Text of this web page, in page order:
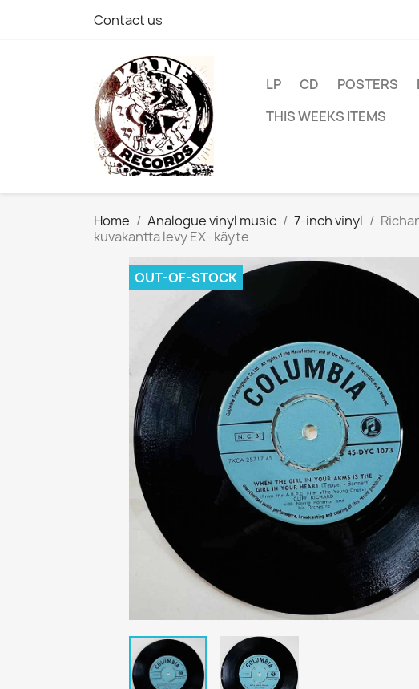
Contact us
LP CD POSTERS
THIS WEEKS ITEMS
Home Analogue vinyl music 7-inch vinyl
kuvakantta levy EX- käyte
OUT-OF-STOCK